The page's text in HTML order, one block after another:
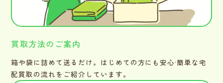
買取方法のご案内
箱や袋に詰めて送るだけ。はじめての方にも安心·簡単な宅
配買取の流れをご紹介しています。